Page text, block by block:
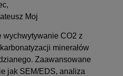
Moj
wychwytywanie CO2 z
minerałów
Zaawansowane
jak SEM/EDS, analiza